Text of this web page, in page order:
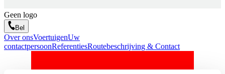
Geen logo
Bel
Over onsVoertuigenUw
contactpersoonReferentiesRoutebeschrijving & Contact